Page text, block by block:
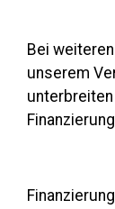
Bei
unserem